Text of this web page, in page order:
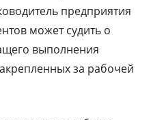
предприятия
может судить о
выполнения
за рабочей